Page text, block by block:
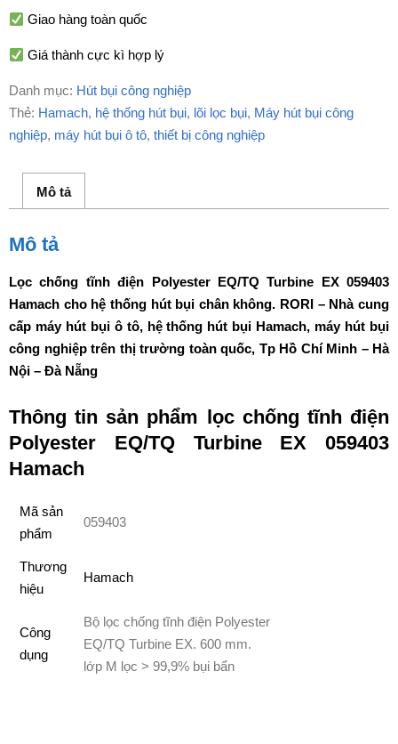
Giao hàng toàn quốc
Giá thành cực kì hợp lý
Danh mục: Hút bụi công nghiệp
Thẻ: Hamach, hệ thống hút bụi, lõi lọc bụi, Máy hút bụi công
nghiệp, máy hút bụi ô tô, thiết bị công nghiệp
Mô tả
Mô tả
Lọc chống tĩnh điện Polyester EQ/TQ Turbine EX 059403
Hamach cho hệ thống hút bụi chân không. RORI – Nhà cung
cấp máy hút bụi ô tô, hệ thống hút bụi Hamach, máy hút bụi
công nghiệp trên thị trường toàn quốc, Tp Hồ Chí Minh – Hà
Nội – Đà Nẵng
Thông tin sản phẩm lọc chống tĩnh điện
Polyester EQ/TQ Turbine EX 059403
Hamach
Mã sản
phẩm
059403
Thương
hiệu
Hamach
Công
dụng
Bộ lọc chống tĩnh điện Polyester
EQ/TQ Turbine EX. 600 mm.
lớp M lọc > 99,9% bụi bẩn